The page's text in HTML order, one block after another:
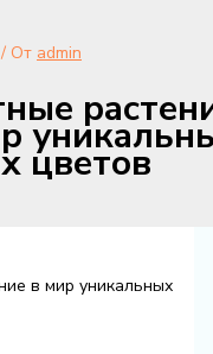
/ От admin
цветов
в мир уникальных